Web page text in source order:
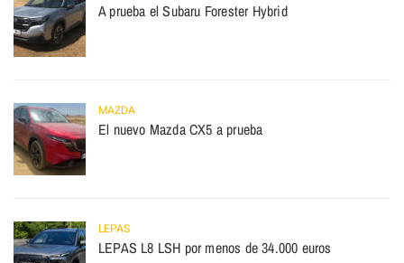
A prueba el Subaru Forester Hybrid
MAZDA
El nuevo Mazda CX5 a prueba
LEPAS
LEPAS L8 LSH por menos de 34.000 euros